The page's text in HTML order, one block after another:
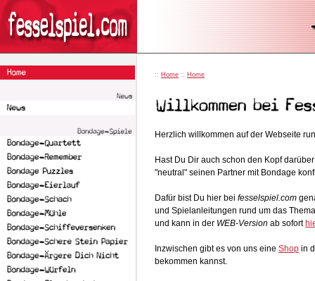
:: Home :: Home
Herzlich willkommen auf der Webseite
Hast Du Dir auch schon den Kopf
"neutral" seinen Partner mit Bondage
Dafür bist Du hier bei fesselspiel.com
und Spielanleitungen rund um das
und kann in der WEB-Version ab sofort
Inzwischen gibt es von uns eine Shop in
bekommen kannst.